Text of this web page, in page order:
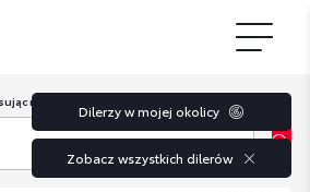
miasto lub kod pocztowy.
Dilerzy w mojej okolicy
Zobacz wszystkich dilerów